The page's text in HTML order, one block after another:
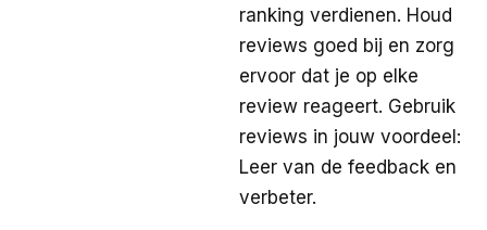
ranking verdienen. Houd
reviews goed bij en zorg
ervoor dat je op elke
review reageert. Gebruik
reviews in jouw voordeel:
Leer van de feedback en
verbeter.